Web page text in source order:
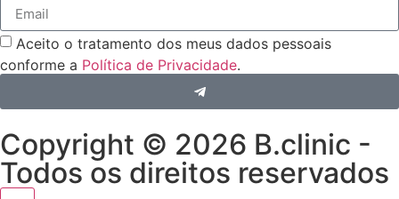
Aceito o tratamento dos meus dados pessoais
conforme a Política de Privacidade.
Copyright © 2026 B.clinic -
Todos os direitos reservados